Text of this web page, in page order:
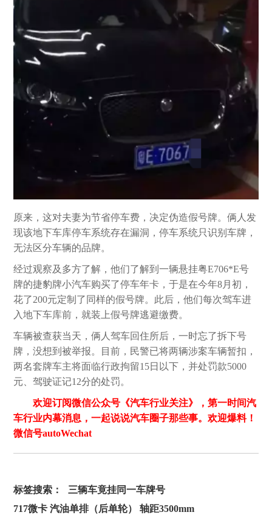
原来，这对夫妻为节省停车费，决定伪造假号牌。俩人发
现该地下车库停车系统存在漏洞，停车系统只识别车牌，
无法区分车辆的品牌。
经过观察及多方了解，他们了解到一辆悬挂粤E706*E号
牌的捷豹牌小汽车购买了停车年卡，于是在今年8月初，
花了200元定制了同样的假号牌。此后，他们每次驾车进
入地下车库前，就装上假号牌逃避缴费。
车辆被查获当天，俩人驾车回住所后，一时忘了拆下号
牌，没想到被举报。目前，民警已将两辆涉案车辆暂扣，
两名套牌车主将面临行政拘留15日以下，并处罚款5000
元、驾驶证记12分的处罚。
欢迎订阅微信公众号《汽车行业关注》，第一时间汽
车行业内幕消息，一起说说汽车圈子那些事。欢迎爆料！
微信号autoWechat
标签搜索：
三辆车竟挂同一车牌号
717微卡 汽油单排（后单轮） 轴距3500mm